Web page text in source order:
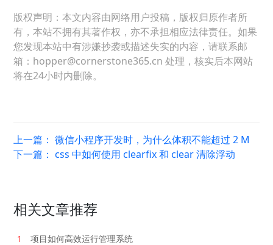
版权声明：本文内容由网络用户投稿，版权归原作者所
有，本站不拥有其著作权，亦不承担相应法律责任。如果
您发现本站中有涉嫌抄袭或描述失实的内容，请联系邮
箱：hopper@cornerstone365.cn 处理，核实后本网站
将在24小时内删除。
上一篇：微信小程序开发时，为什么体积不能超过 2 M
下一篇：css 中如何使用 clearfix 和 clear 清除浮动
相关文章推荐
1
项目如何高效运行管理系统